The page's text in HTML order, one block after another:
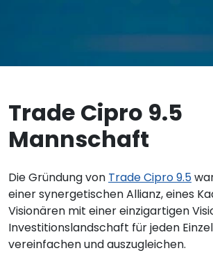
Trade Cipro 9.5
Mannschaft
Die Gründung von Trade Cipro 9.5
einer synergetischen Allianz, eines
Visionären mit einer einzigartigen
Investitionslandschaft für jeden
vereinfachen und auszugleichen.